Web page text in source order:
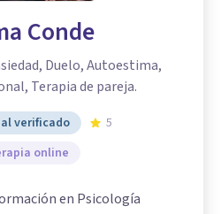
Conde
Duelo, Autoestima,
Terapia de pareja.
verificado
5
online
en Psicología